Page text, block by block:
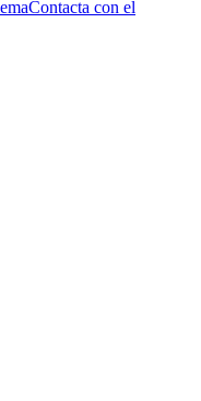
Contacta con el